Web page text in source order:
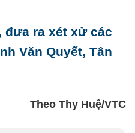
đưa ra xét xử các
Văn Quyết, Tân
Theo Thy Huệ/VTC